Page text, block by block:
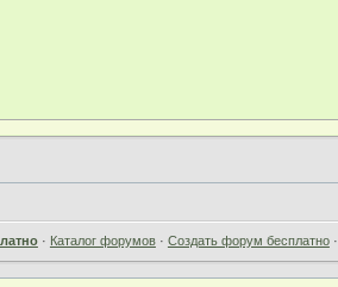
· Каталог форумов· Создать форум бесплатно·